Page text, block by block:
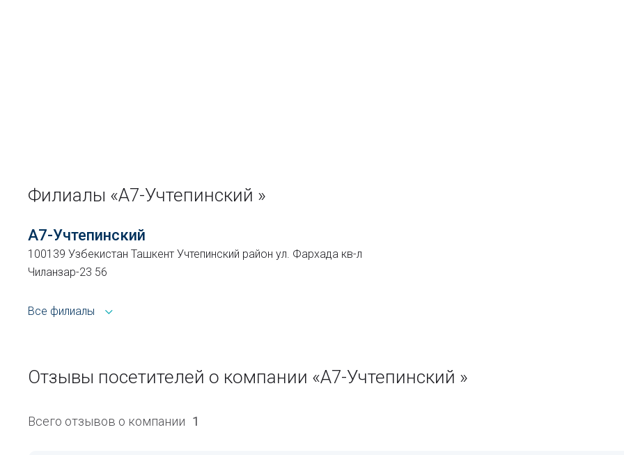
Филиалы «А7-Учтепинский »
А7-Учтепинский
100139 Узбекистан Ташкент Учтепинский район ул. Фархада кв-л
Чиланзар-23 56
Все филиалы
Отзывы посетителей о компании «А7-Учтепинский »
Всего отзывов о компании 1